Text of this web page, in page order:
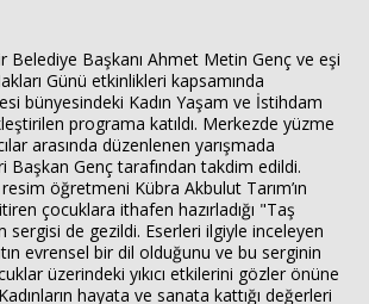
Belediye Başkanı Ahmet Metin Genç ve eşi
Günü etkinlikleri kapsamında
bünyesindeki Kadın Yaşam ve İstihdam
programa katıldı. Merkezde yüzme
arasında düzenlenen yarışmada
Başkan Genç tarafından takdim edildi.
resim öğretmeni Kübra Akbulut Tarım’ın
çocuklara ithafen hazırladığı "Taş
sergisi de gezildi. Eserleri ilgiyle inceleyen
evrensel bir dil olduğunu ve bu serginin
üzerindeki yıkıcı etkilerini gözler önüne
hayata ve sanata kattığı değerleri